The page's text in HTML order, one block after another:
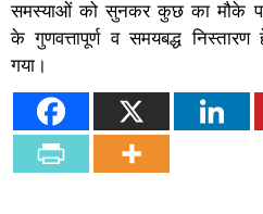
समस्याओं को सुनकर कुछ का मौके
के गुणवत्तापूर्ण व समयबद्ध
गया।